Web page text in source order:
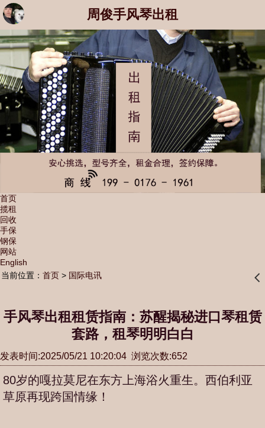
周俊手风琴出租
首页
揽租
回收
手保
钢保
网站
English
当前位置： 首页> 国际电讯 󰊒
手风琴出租租赁指南：苏醒揭秘进口琴租赁
套路，租琴明明白白
发表时间:2025/05/21 10:20:04 浏览次数:652
80岁的嘎拉莫尼在东方上海浴火重生。西伯利亚
草原再现跨国情缘！